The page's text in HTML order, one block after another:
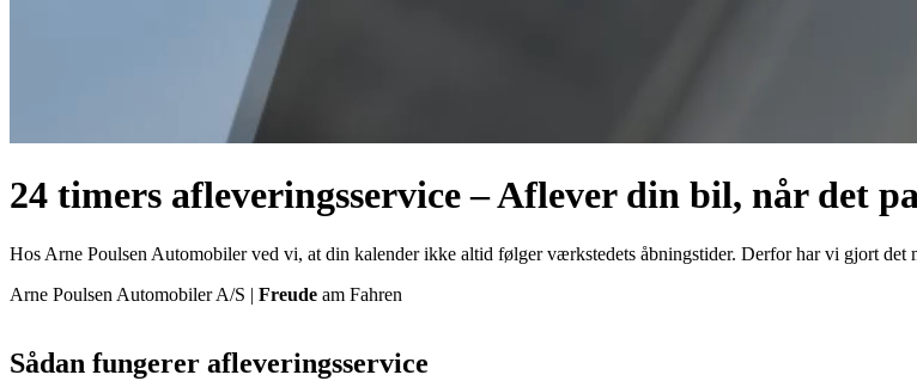
24 timers afleveringsservice – Aflever din bil, når det
Hos Arne Poulsen Automobiler ved vi, at din kalender ikke altid følger værkstedets åbningstider. Derfor har vi gjort
Arne Poulsen Automobiler A/S | Freude am Fahren
Sådan fungerer afleveringsservice